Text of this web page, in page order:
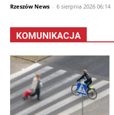
Rzeszów News - 6 sierpnia 2026 06:14
KOMUNIKACJA